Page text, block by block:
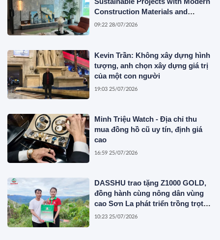
Construction Materials and
Innovative Container Solutions
09:22 28/07/2026
Kevin Trần: Không xây dựng hình
tượng, anh chọn xây dựng giá trị
của một con người
19:03 25/07/2026
Minh Triệu Watch - Địa chỉ thu
mua đồng hồ cũ uy tín, định giá
cao
16:59 25/07/2026
DASSHU trao tặng Z1000 GOLD,
đồng hành cùng nông dân vùng
cao Sơn La phát triển trồng trọt
bền vững
10:23 25/07/2026